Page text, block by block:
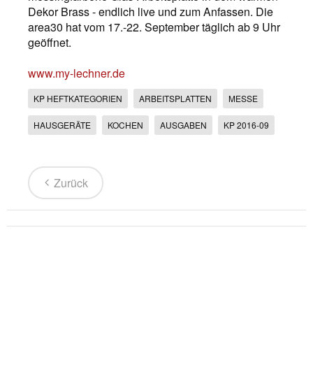
Dekor Brass - endlich live und zum Anfassen. Die
area30 hat vom 17.-22. September täglich ab 9 Uhr
geöffnet.
www.my-lechner.de
KP HEFTKATEGORIEN ARBEITSPLATTEN MESSE
HAUSGERÄTE KOCHEN AUSGABEN KP 2016-09
Zurück